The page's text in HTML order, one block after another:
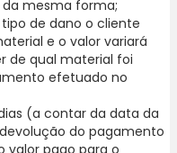
mesma forma;
de dano o cliente
e o valor variará
de qual material foi
efetuado no
(a contar da data da
do pagamento
valor pago para o